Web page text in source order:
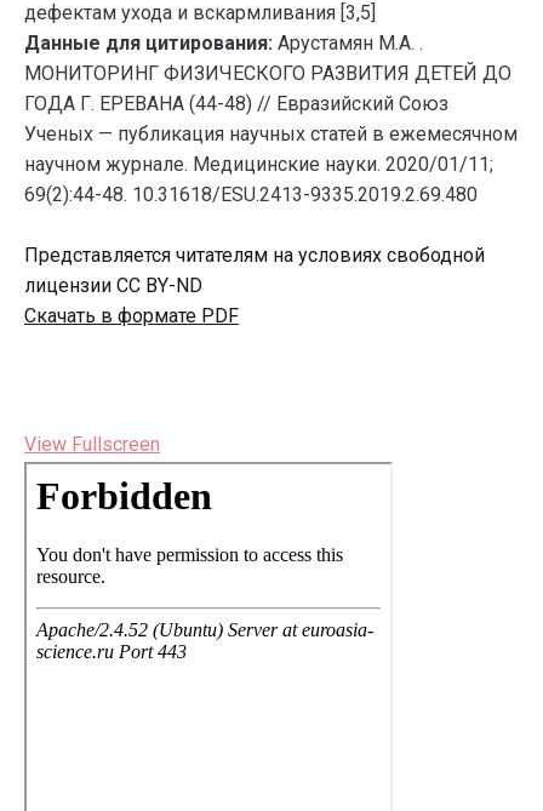
дефектам ухода и вскармливания [3,5]
Данные для цитирования: Арустамян М.А. .
МОНИТОРИНГ ФИЗИЧЕСКОГО РАЗВИТИЯ ДЕТЕЙ ДО
ГОДА Г. ЕРЕВАНА (44-48) // Евразийский Союз
Ученых — публикация научных статей в ежемесячном
научном журнале. Медицинские науки. 2020/01/11;
69(2):44-48. 10.31618/ESU.2413-9335.2019.2.69.480
Представляется читателям на условиях свободной
лицензии CC BY-ND
Скачать в формате PDF
View Fullscreen
Перейти
содержимому
PDF